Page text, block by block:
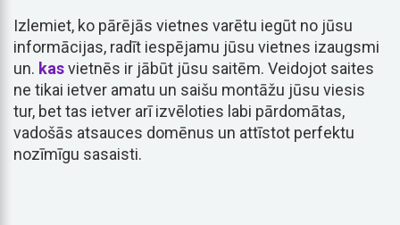
Izlemiet, ko pārējās vietnes varētu iegūt no jūsu
informācijas, radīt iespējamu jūsu vietnes izaugsmi
un. kasvietnēs ir jābūt jūsu saitēm. Veidojot saites
ne tikai ietver amatu un saišu montāžu jūsu viesis
tur, bet tas ietver arī izvēloties labi pārdomātas,
vadošās atsauces domēnus un attīstot perfektu
nozīmīgu sasaisti.